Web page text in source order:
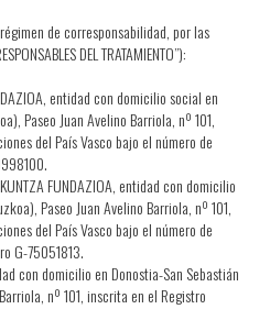
de corresponsabilidad, por las
DEL TRATAMIENTO”):
entidad con domicilio social en
Paseo Juan Avelino Barriola, nº 101,
del País Vasco bajo el número de
FUNDAZIOA, entidad con domicilio
Paseo Juan Avelino Barriola, nº 101,
del País Vasco bajo el número de
G-75051813.
con domicilio en Donostia-San Sebastián
nº 101, inscrita en el Registro